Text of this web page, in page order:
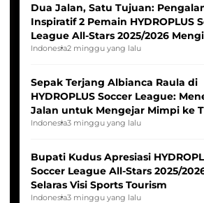
Dua Jalan, Satu Tujuan:
Inspiratif 2 Pemain HYDROPLUS
League All-Stars 2025/2026
Seleksi Timnas Indonesia Putri
Indonesia2 minggu yang lalu
Sepak Terjang Albianca Raula di
HYDROPLUS Soccer League:
Jalan untuk Mengejar Mimpi ke
Indonesia Putri
Indonesia3 minggu yang lalu
Bupati Kudus Apresiasi
Soccer League All-Stars 2025/
Selaras Visi Sports Tourism
Indonesia3 minggu yang lalu